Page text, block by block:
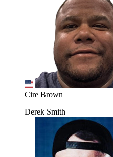
Cire Brown
Derek Smith